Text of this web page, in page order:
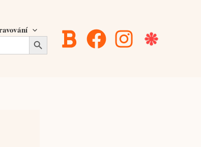
Search Button